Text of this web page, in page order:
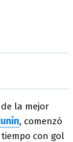
la mejor
, comenzó
con gol